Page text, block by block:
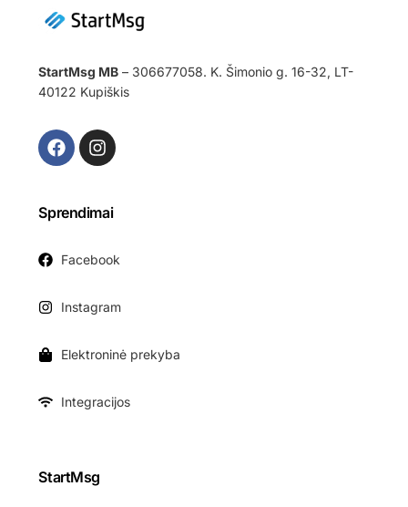
StartMsg MB – 306677058. K. Šimonio g. 16-32, LT-
40122 Kupiškis
Sprendimai
Facebook
Instagram
Elektroninė prekyba
Integracijos
StartMsg